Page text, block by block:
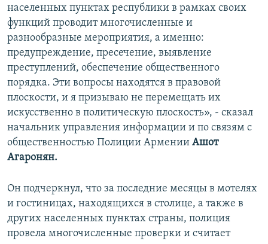
населенных пунктах республики в рамках своих
функций проводит многочисленные и
разнообразные мероприятия, а именно:
предупреждение, пресечение, выявление
преступлений, обеспечение общественного
порядка. Эти вопросы находятся в правовой
плоскости, и я призываю не перемещать их
искусственно в политическую плоскость», - сказал
начальник управления информации и по связям с
общественностью Полиции Армении Ашот
Агаронян.
Он подчеркнул, что за последние месяцы в мотелях
и гостиницах, находящихся в столице, а также в
других населенных пунктах страны, полиция
провела многочисленные проверки и считает